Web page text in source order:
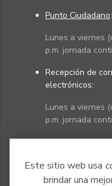
Este sitio web usa
brindar una
Punto Ciudadano:
Lunes a viernes
p.m. jornada
Recepción de
electrónicos:
Lunes a viernes
p.m. jornada